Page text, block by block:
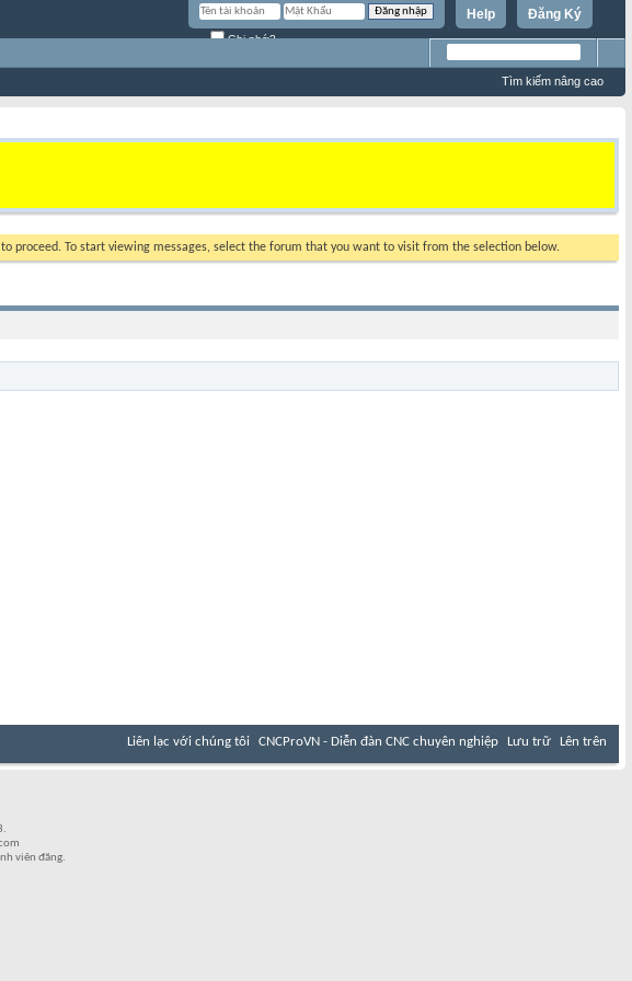
Đăng Ký
Help
Ghi nhớ?
Tìm kiếm nâng cao
proceed. To start viewing messages, select the forum that you want to visit from the selection below.
Liên lạc với chúng tôi CNCProVN - Diễn đàn CNC chuyên nghiệp Lưu trữ Lên trên
viên đăng.